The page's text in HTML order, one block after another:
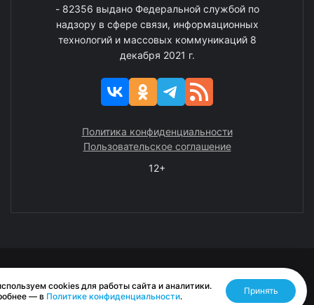
- 82356 выдано Федеральной службой по
надзору в сфере связи, информационных
технологий и массовых коммуникаций 8
декабря 2021 г.
Политика конфиденциальности
Пользовательское соглашение
12+
Разработано RASA
cookies для работы сайта и аналитики.
— в Политике конфиденциальности.
Принять